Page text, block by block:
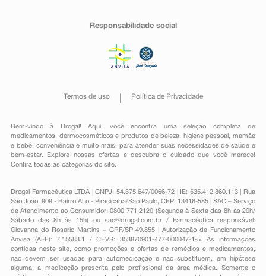
Responsabilidade social
Termos de uso Política de Privacidade
Bem-vindo à Drogal! Aqui, você encontra uma seleção completa de
medicamentos , dermocosméticos e produtos de beleza, higiene pessoal ,mamãe
e bebê, conveniênciae muito mais, para atender suas necessidades de saúde e
bem-estar. Explore nossas ofertas e descubra o cuidado que você merece!
Confira todas as categorias do site.
Drogal Farmacêutica LTDA | CNPJ: 54.375.647/0066-72 | IE: 535.412.860.113 | Rua
São João, 909 - Bairro Alto - Piracicaba/São Paulo, CEP: 13416-585 | SAC – Serviço
de Atendimento ao Consumidor: 0800 771 2120 (Segunda à Sexta das 8h às 20h/
Sábado das 8h às 15h) ou sac@drogal.com.br/ Farmacêutica responsável:
Giovanna do Rosario Martins – CRF/SP 49.855 | Autorização de Funcionamento
Anvisa (AFE): 7.15583.1 / CEVS: 353870901-477-000047-1-5. As informações
contidas neste site, como promoções e ofertas de remédios e medicamentos,
não devem ser usadas para automedicação e não substituem, em hipótese
alguma, a medicação prescrita pelo profissional da área médica. Somente o